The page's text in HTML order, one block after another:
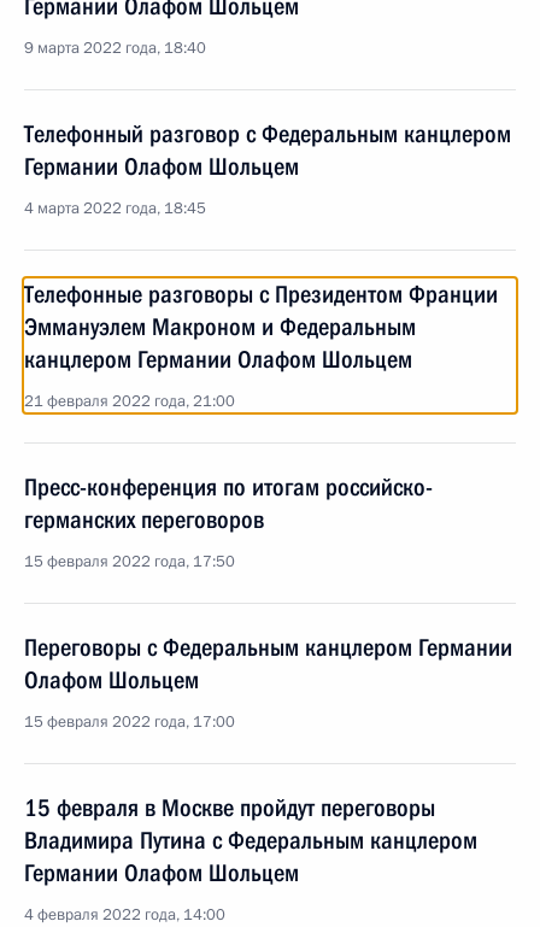
Германии Олафом Шольцем
9 марта 2022 года, 18:40
Телефонный разговор с Федеральным канцлером
Германии Олафом Шольцем
4 марта 2022 года, 18:45
Телефонные разговоры с Президентом Франции
Эммануэлем Макроном и Федеральным
канцлером Германии Олафом Шольцем
21 февраля 2022 года, 21:00
Пресс-конференция по итогам российско-
германских переговоров
15 февраля 2022 года, 17:50
Переговоры с Федеральным канцлером Германии
Олафом Шольцем
15 февраля 2022 года, 17:00
15 февраля в Москве пройдут переговоры
Владимира Путина с Федеральным канцлером
Германии Олафом Шольцем
4 февраля 2022 года, 14:00